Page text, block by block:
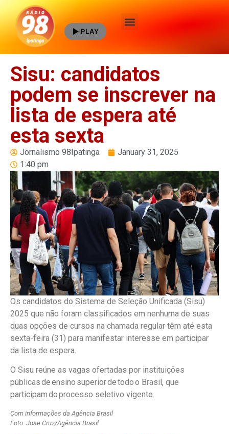
PLAY
Sisu: candidatos
podem se inscrever na
lista de espera até
esta sexta
Jornalismo 98Ipatinga
January 31, 2025
1:40 pm
Os candidatos do Sistema de Seleção Unificada (Sisu)
2025 que não foram classificados em nenhuma de suas
duas opções de cursos na chamada regular têm até esta
sexta-feira (31) para manifestar interesse em participar
da lista de espera.
O Sisu reúne as vagas ofertadas por instituições
públicas de ensino superior de todo o Brasil, que
participam do processo seletivo vigente.
Com informações da Agência Brasil
Foto: Jose Cruz/Agência Brasil